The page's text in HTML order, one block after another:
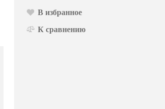
В избранное
К сравнению